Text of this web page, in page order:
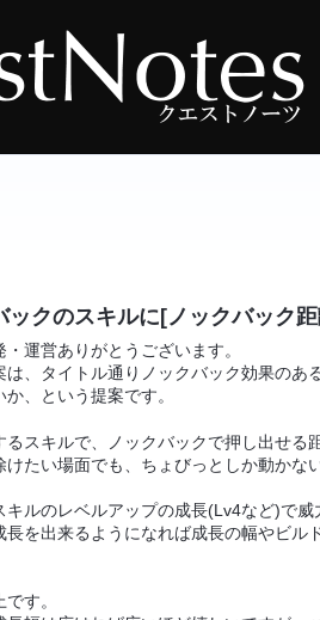
ックのスキルに[ノックバック
・運営ありがとうございます。
は、タイトル通りノックバック効果のあ
か、という提案です。
るスキルで、ノックバックで押し出せる
けたい場面でも、ちょびっとしか動かな
キルのレベルアップの成長(Lv4など)で
長を出来るようになれば成長の幅やビ
す。